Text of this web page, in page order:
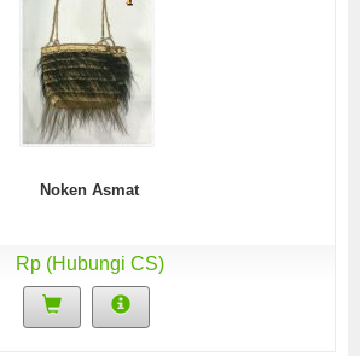
Noken Asmat
Rp (Hubungi CS)